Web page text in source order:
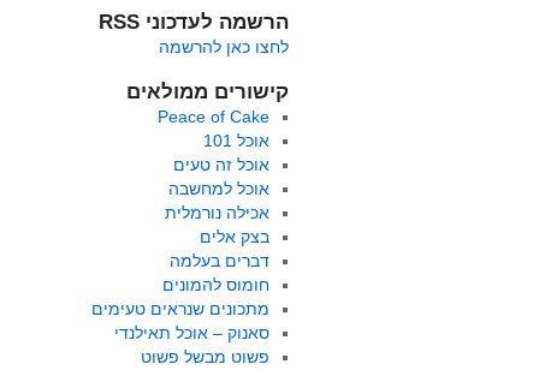
הרשמה לעדכוני RSS
לחצו כאן להרשמה
קישורים ממולאים
Peace of Cake
אוכל 101
אוכל זה טעים
אוכל למחשבה
אכילה נורמלית
בצק אלים
דברים בעלמה
חומוס להמונים
מתכונים שנראים טעימים
סאנוק – אוכל תאילנדי
פשוט מבשל פשוט